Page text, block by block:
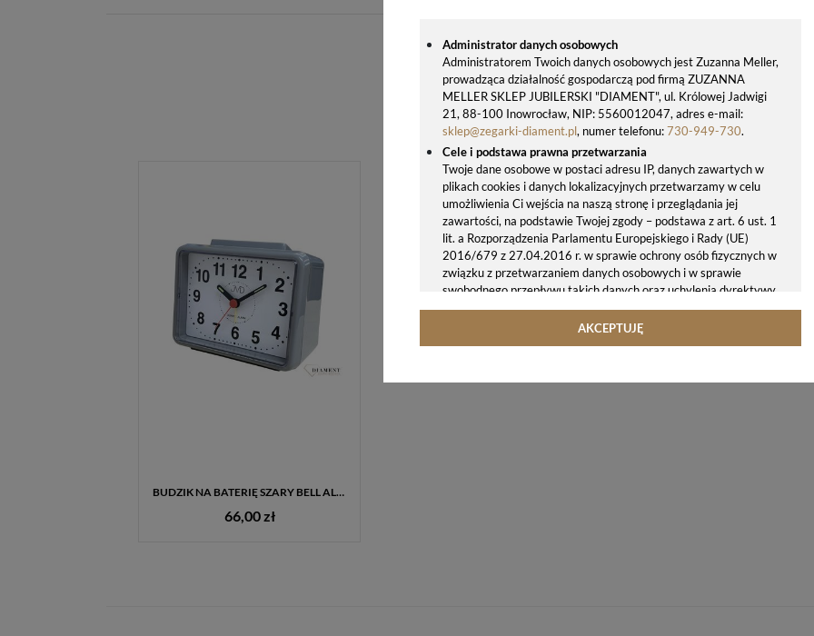
Administrator danych osobowych
Administratorem Twoich danych osobowych jest Zuzanna Meller,
prowadząca działalność gospodarczą pod firmą ZUZANNA
MELLER SKLEP JUBILERSKI "DIAMENT", ul. Królowej Jadwigi
21, 88-100 Inowrocław, NIP: 5560012047, adres e-mail:
sklep@zegarki-diament.pl, numer telefonu:730-949-730.
Cele i podstawa prawna przetwarzania
Twoje dane osobowe w postaci adresu IP, danych zawartych w
plikach cookies i danych lokalizacyjnych przetwarzamy w celu
umożliwienia Ci wejścia na naszą stronę i przeglądania jej
zawartości, na podstawie Twojej zgody – podstawa z art. 6 ust. 1
lit. a Rozporządzenia Parlamentu Europejskiego i Rady (UE)
2016/679 z 27.04.2016 r. w sprawie ochrony osób fizycznych w
związku z przetwarzaniem danych osobowych i w sprawie
swobodnego przepływu takich danych oraz uchylenia dyrektywy
95/46/WE (ogólne rozporządzenie o ochronie danych, tj. RODO).
Twoje dane osobowe możemy udostępniać hostingodawcy. Takie
zgodnie z naszymi poleceniami. Przekazujemy Twoje dane poza
AKCEPTUJĘ
OSTATNIO OGLĄDANE PRODUKTY
BUDZIK NA BATERIĘ SZARY BELL ALARM SR307.4
66,00 zł